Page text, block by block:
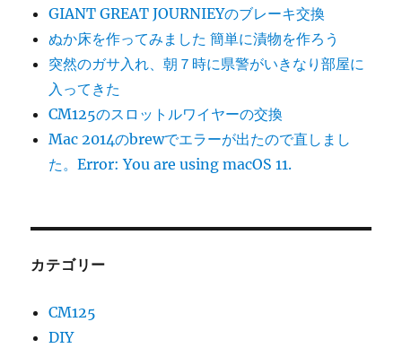
GIANT GREAT JOURNIEYのブレーキ交換
ぬか床を作ってみました 簡単に漬物を作ろう
突然のガサ入れ、朝７時に県警がいきなり部屋に
入ってきた
CM125のスロットルワイヤーの交換
Mac 2014のbrewでエラーが出たので直しまし
た。Error: You are using macOS 11.
カテゴリー
CM125
DIY